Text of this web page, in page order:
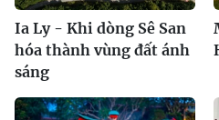
Ia Ly - Khi dòng Sê San
hóa thành vùng đất ánh
sáng